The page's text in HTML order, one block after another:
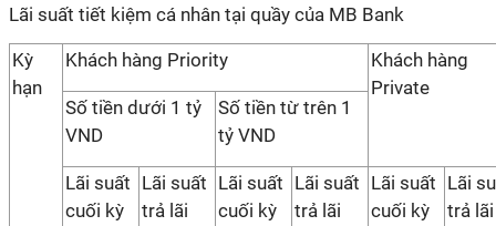
Lãi suất tiết kiệm cá nhân tại quầy của MB Bank
Kỳ
hạn
Khách hàng Priority
Khách hàng
Private
Số tiền dưới 1 tỷ
VND
Số tiền từ trên 1
tỷ VND
Lãi suất
cuối kỳ
Lãi suất
trả lãi
Lãi suất
cuối kỳ
Lãi suất
trả lãi
Lãi suất
cuối kỳ
Lãi
trả lãi